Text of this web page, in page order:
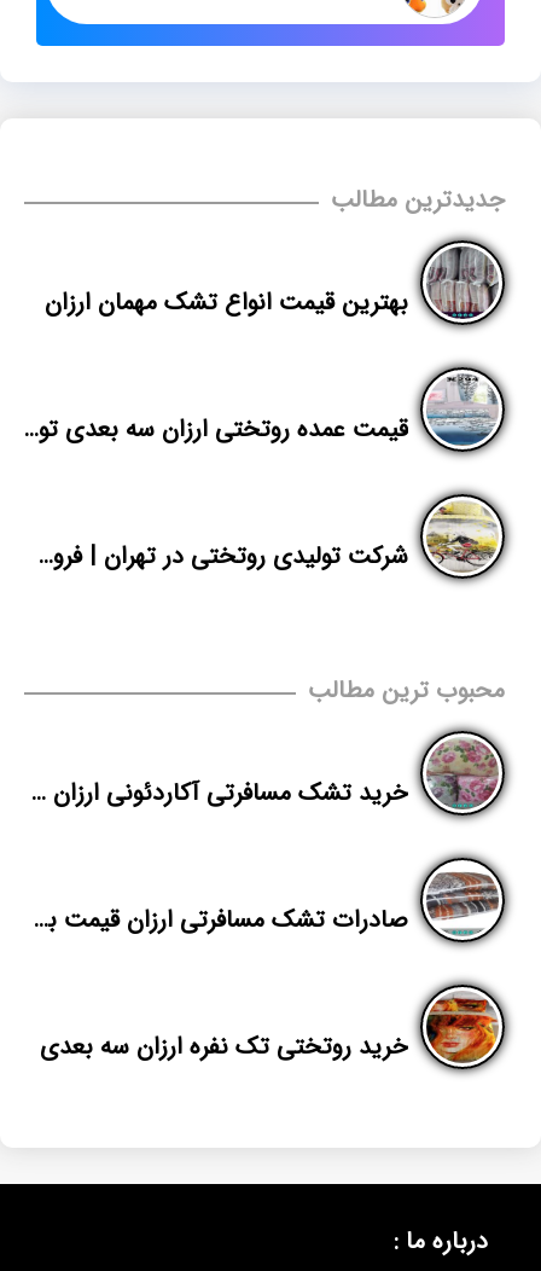
جدیدترین مطالب
بهترین قیمت انواع تشک مهمان ارزان
قیمت عمده روتختی ارزان سه بعدی تولیدی پاندا
شرکت تولیدی روتختی در تهران | فروش عمده روتختی دخترانه یک نفره | پاندا
محبوب ترین مطالب
خرید تشک مسافرتی آکاردئونی ارزان در شیراز
صادرات تشک مسافرتی ارزان قیمت به افغانستان
خرید روتختی تک نفره ارزان سه بعدی
درباره ما :